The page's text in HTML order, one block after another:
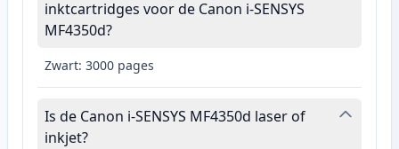
inktcartridges voor de Canon i-SENSYS
MF4350d?
Zwart: 3000 pages
Is de Canon i-SENSYS MF4350d laser of
inkjet?